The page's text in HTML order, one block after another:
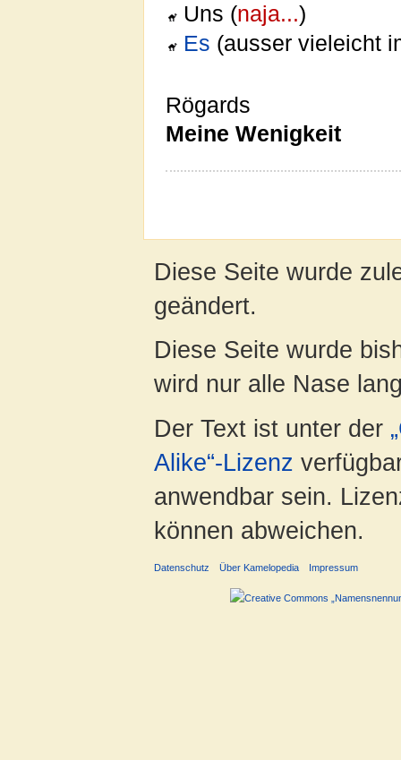
Uns (naja...)
Es (ausser vieleicht
Rögards
Meine Wenigkeit
Diese Seite wurde
geändert.
Diese Seite wurde
wird nur alle Nase
Der Text ist unter der
Alike“-Lizenz
anwendbar sein.
können abweichen.
Datenschutz Über Kamelopedia Impressum